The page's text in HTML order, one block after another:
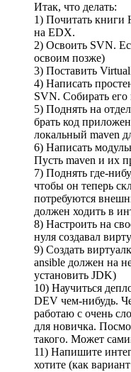
Итак, что делать:
1) Почитать книги
на EDX.
2) Освоить SVN.
освоим позже)
3) Поставить
4) Написать
SVN. Собирать
5) Поднять на
брать код
локальный maven
6) Написать
Пусть maven и их
7) Поднять где-
чтобы он теперь
потребуются
должен ходить в
8) Настроить на
нуля создавал
9) Создать
ansible должен на
установить JDK)
10) Научиться
DEV чем-нибудь.
работаю с очень
для новичка.
такого. Может
11) Напишите
хотите (как